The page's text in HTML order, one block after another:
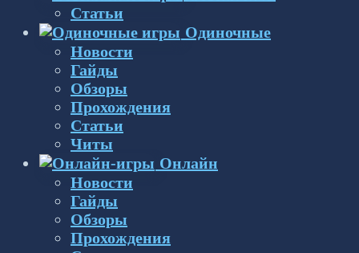
Статьи
Одиночные
Новости
Гайды
Обзоры
Прохождения
Статьи
Читы
Онлайн
Новости
Гайды
Обзоры
Прохождения